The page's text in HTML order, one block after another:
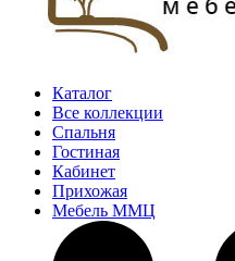
Каталог
Все коллекции
Спальня
Гостиная
Кабинет
Прихожая
Мебель ММЦ